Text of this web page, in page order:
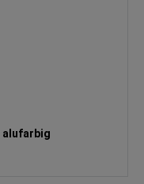
alufarbig